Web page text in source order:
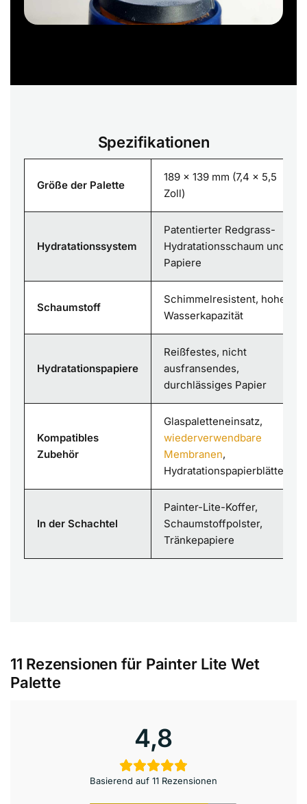
Spezifikationen
Größe der Palette
189 x 139 mm (7,4 x 5,5
Zoll)
Hydratationssystem
Patentierter Redgrass-
Hydratationsschaum und
Papiere
Schaumstoff
Schimmelresistent, hohe
Wasserkapazität
Hydratationspapiere
Reißfestes, nicht
ausfransendes,
durchlässiges Papier
Kompatibles
Zubehör
Glaspaletteneinsatz,
wiederverwendbare
Membranen,
Hydratationspapierblätter
In der Schachtel
Painter-Lite-Koffer,
Schaumstoffpolster,
Tränkepapiere
11 Rezensionen für Painter Lite Wet
Palette
4,8
Basierend auf 11 Rezensionen